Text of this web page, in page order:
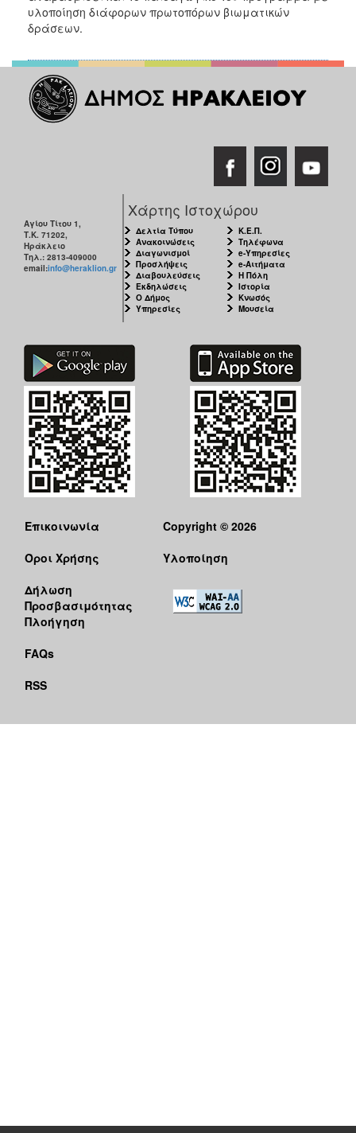
υλοποίηση διάφορων πρωτοπόρων βιωματικών
δράσεων.
Αγίου Τίτου 1,
Τ.Κ. 71202,
Ηράκλειο
Τηλ.: 2813-409000
email:info@heraklion.gr
Χάρτης Ιστοχώρου
Δελτία Τύπου
Ανακοινώσεις
Διαγωνισμοί
Προσλήψεις
Διαβουλεύσεις
Εκδηλώσεις
Ο Δήμος
Υπηρεσίες
Κ.Ε.Π.
Τηλέφωνα
e-Υπηρεσίες
e-Αιτήματα
Η Πόλη
Ιστορία
Κνωσός
Μουσεία
Επικοινωνία
Όροι Χρήσης
Δήλωση
Προσβασιμότητας
Πλοήγηση
FAQs
RSS
Copyright © 2026
Υλοποίηση